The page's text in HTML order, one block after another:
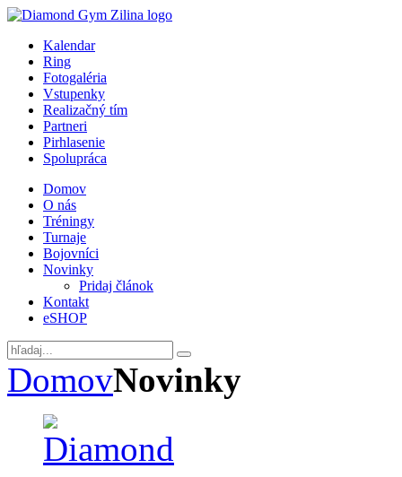
Kalendar
Ring
Fotogaléria
Vstupenky
Realizačný tím
Partneri
Pirhlasenie
Spolupráca
Domov
O nás
Tréningy
Turnaje
Bojovníci
Novinky
Pridaj článok
Kontakt
eSHOP
DomovNovinky